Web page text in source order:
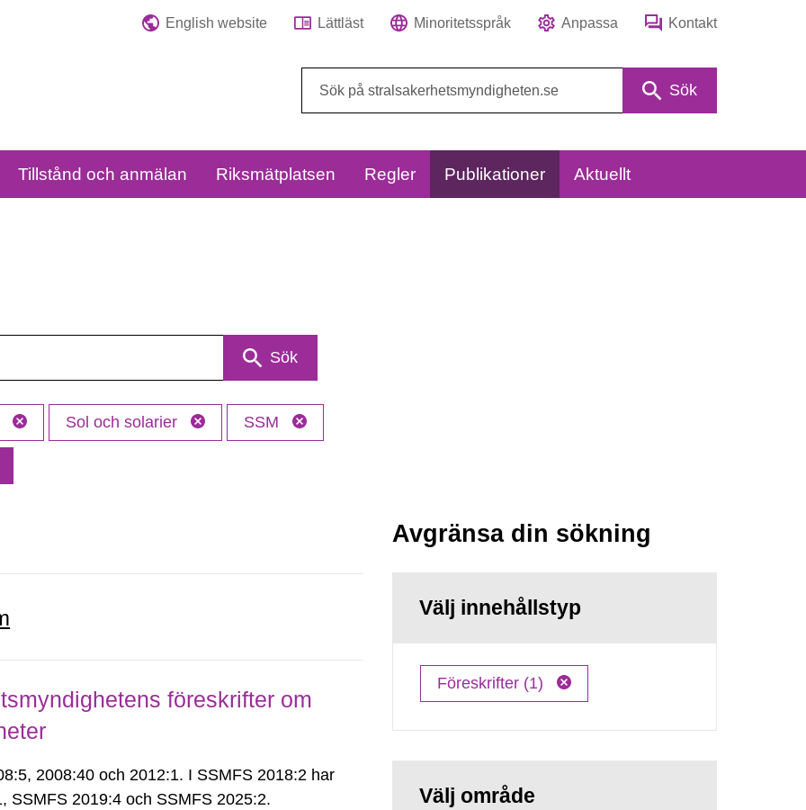
English website Lättläst Minoritetsspråk Anpassa Kontakt
Sök
Tillstånd och anmälan Riksmätplatsen Regler Publikationer Aktuellt
Sök
Sol och solarier SSM
föreskrifter om
2008:40 och 2012:1. I SSMFS 2018:2 har
SSMFS 2019:4 och SSMFS 2025:2.
Avgränsa din sökning
Välj innehållstyp
Föreskrifter (1)
Välj område